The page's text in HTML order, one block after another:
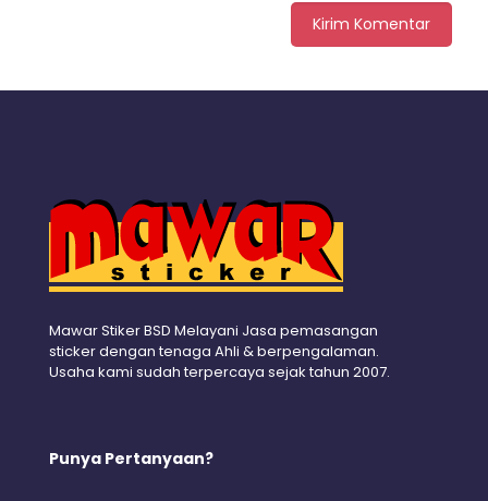
Mawar Stiker BSD Melayani Jasa pemasangan
sticker dengan tenaga Ahli & berpengalaman.
Usaha kami sudah terpercaya sejak tahun 2007.
Punya Pertanyaan?